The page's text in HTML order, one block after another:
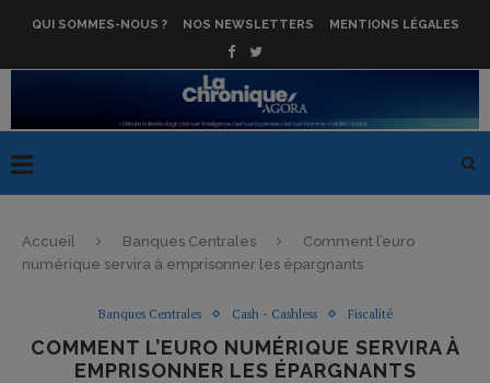
QUI SOMMES-NOUS ? NOS NEWSLETTERS MENTIONS LÉGALES
Accueil Banques Centrales
Comment l’euro
numérique servira à emprisonner les épargnants
Banques Centrales Cash - Cashless Fiscalité
COMMENT L’EURO NUMÉRIQUE SERVIRA À
EMPRISONNER LES ÉPARGNANTS